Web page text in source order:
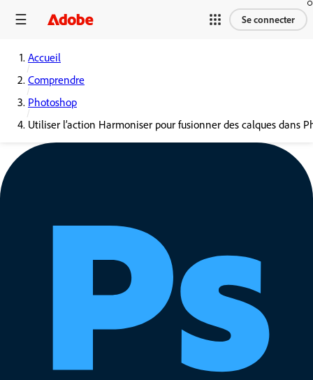
Se connecter
Accueil
Comprendre
Photoshop
Utiliser l’action Harmoniser pour fusionner des calques dans